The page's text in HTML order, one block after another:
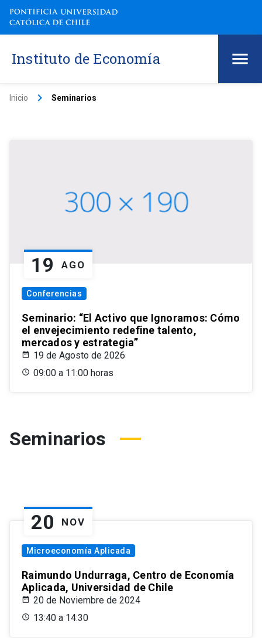
Instituto de Economía
Inicio keyboard_arrow_right Seminarios
19 AGO
Conferencias
Seminario: “El Activo que Ignoramos: Cómo
el envejecimiento redefine talento,
mercados y estrategia”
19 de Agosto de 2026
09:00 a 11:00 horas
Seminarios
20 NOV
Microeconomía Aplicada
Raimundo Undurraga, Centro de Economía
Aplicada, Universidad de Chile
20 de Noviembre de 2024
13:40 a 14:30